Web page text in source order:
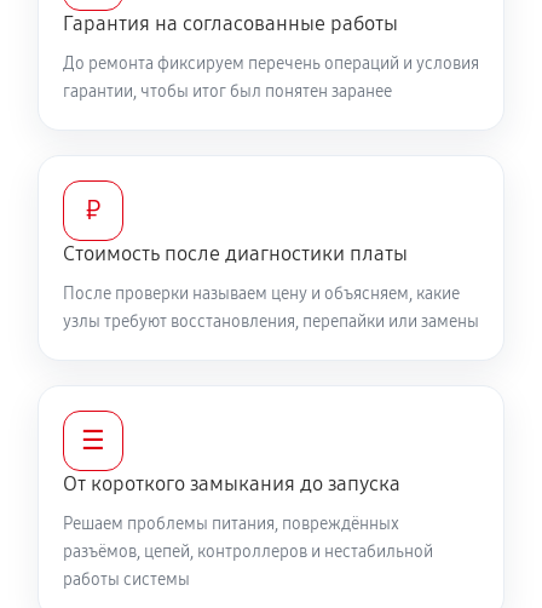
Гарантия на согласованные работы
До ремонта фиксируем перечень операций и условия
гарантии, чтобы итог был понятен заранее
₽
Стоимость после диагностики платы
После проверки называем цену и объясняем, какие
узлы требуют восстановления, перепайки или замены
☰
От короткого замыкания до запуска
Решаем проблемы питания, повреждённых
разъёмов, цепей, контроллеров и нестабильной
работы системы